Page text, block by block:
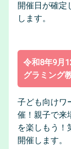
開催日が確定
します。
令和8年9月
グラミング
子ども向けワ
催！親子で来
を楽しもう！
開催します。